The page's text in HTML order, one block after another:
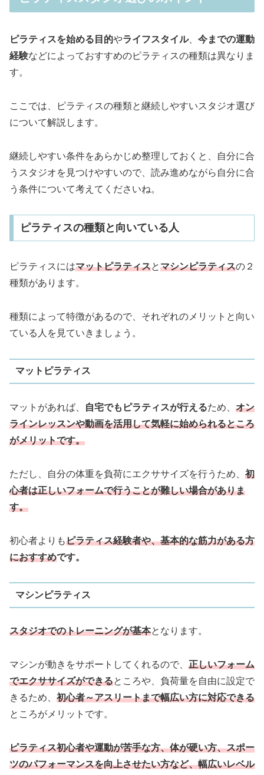
ピラティスを始める目的やライフスタイル、 今までの運動
経験などによっておすすめのピラティスの種類は異なりま
す。
ここでは、ピラティスの種類と継続しやすいスタジオ選び
について解説します。
継続しやすい条件をあらかじめ整理しておくと、自分に合
うスタジオを見つけやすいので、読み進めながら自分に合
う条件について考えてくださいね。
ピラティスの種類と向いている人
ピラティスにはマットピラティスとマシンピラティスの２
種類があります。
種類によって特徴があるので、それぞれのメリットと向い
ている人を見ていきましょう。
マットピラティス
マットがあれば、 自宅でもピラティスが行えるため、 オン
ラインレッスンや動画を活用して気軽に始められるところ
がメリットです。
ただし、自分の体重を負荷にエクササイズを行うため、 初
心者は正しいフォームで行うことが難しい場合がありま
す。
初心者よりもピラティス経験者や、基本的な筋力がある方
におすすめです。
マシンピラティス
スタジオでのトレーニングが基本となります。
マシンが動きをサポートしてくれるので、 正しいフォーム
でエクササイズができるところや、負荷量を自由に設定で
きるため、 初心者～アスリートまで幅広い方に対応できる
ところがメリットです。
ピラティス初心者や運動が苦手な方、体が硬い方、スポー
ツのパフォーマンスを向上させたい方など、幅広いレベル